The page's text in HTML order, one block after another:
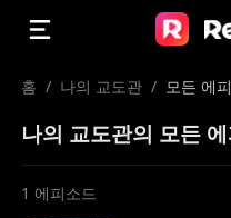
홈 / 나의 교도관 / 모든 에
나의 교도관의 모든
1 에피소드